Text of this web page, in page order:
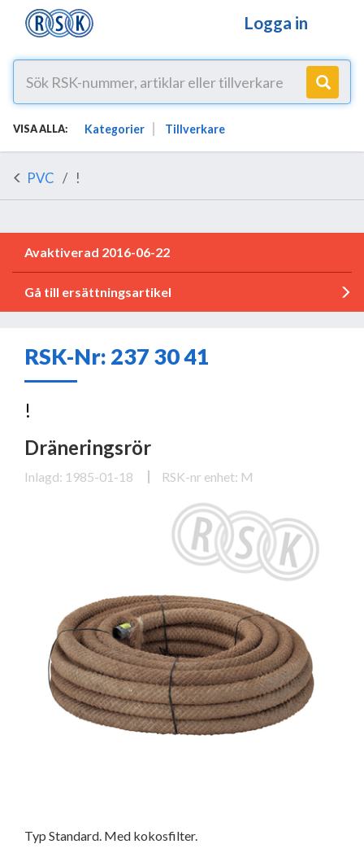
Logga in
VISA ALLA: Kategorier Tillverkare
PVC !
Avaktiverad 2016-06-22
Gå till ersättningsartikel
RSK-Nr: 237 30 41
!
Dräneringsrör
Inlagd: 1985-01-18 RSK-nr enhet: M
Typ Standard. Med kokosfilter.